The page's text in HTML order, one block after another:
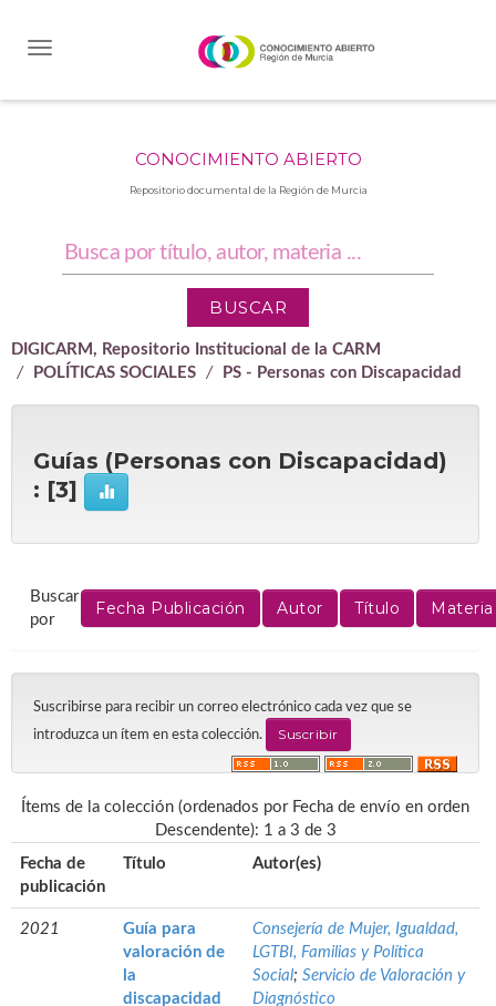
CONOCIMIENTO ABIERTO
Repositorio documental de la Región de Murcia
DIGICARM, Repositorio Institucional de la CARM
POLÍTICAS SOCIALES
PS - Personas con Discapacidad
Guías (Personas con Discapacidad)
: [3]
Buscar
por
Suscribirse para recibir un correo electrónico cada vez que se
introduzca un ítem en esta colección.
Ítems de la colección (ordenados por Fecha de envío en orden
Descendente): 1 a 3 de 3
Fecha de
publicación
Título Autor(es)
2021
Guía para
valoración de
la
discapacidad
Consejería de Mujer, Igualdad,
LGTBI, Familias y Política
Social; Servicio de Valoración y
Diagnóstico